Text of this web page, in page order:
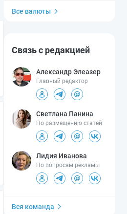
Все валюты
Связь с редакцией
Александр Элеазер
Главный редактор
Светлана Панина
По размещению статей
Лидия Иванова
По вопросам рекламы
Вся команда